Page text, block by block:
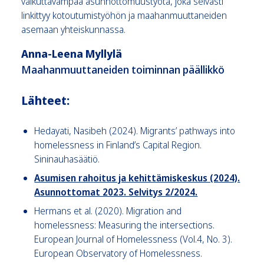
linkittyy kotoutumistyöhön ja maahanmuuttaneiden
asemaan yhteiskunnassa.
Anna-Leena Myllylä
Maahanmuuttaneiden toiminnan päällikkö
Lähteet:
Hedayati, Nasibeh (2024). Migrants’ pathways into
homelessness in Finland’s Capital Region.
Sininauhasäätiö.
Asumisen rahoitus ja kehittämiskeskus (2024).
Asunnottomat 2023. Selvitys 2/2024.
Hermans et al. (2020). Migration and
homelessness: Measuring the intersections.
European Journal of Homelessness (Vol.4, No. 3).
European Observatory of Homelessness.